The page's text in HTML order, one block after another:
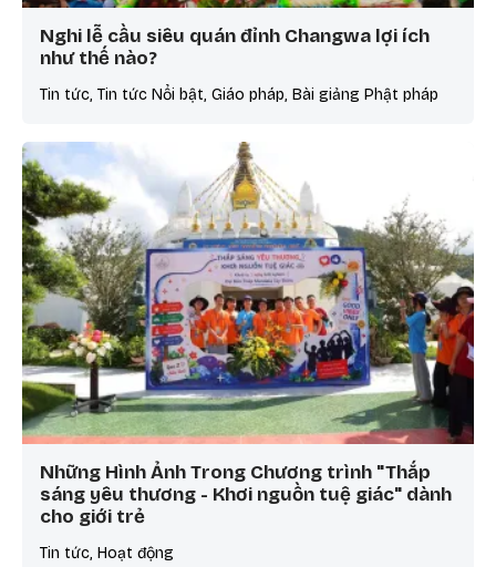
Nghi lễ cầu siêu quán đỉnh Changwa lợi ích
như thế nào?
Tin tức, Tin tức Nổi bật, Giáo pháp, Bài giảng Phật pháp
Những Hình Ảnh Trong Chương trình "Thắp
sáng yêu thương - Khơi nguồn tuệ giác" dành
cho giới trẻ
Tin tức, Hoạt động